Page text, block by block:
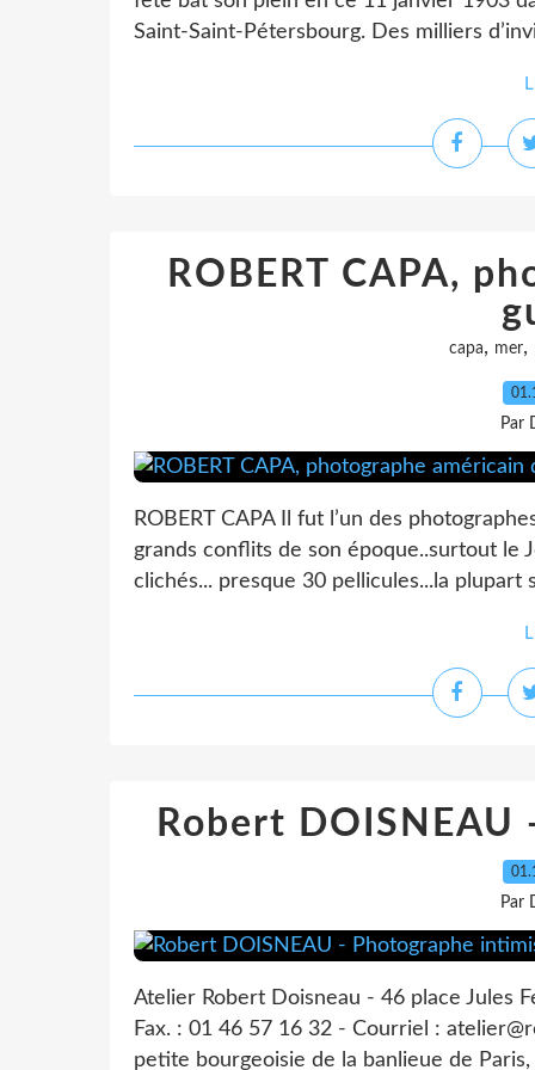
Saint-Saint-Pétersbourg. Des milliers
ROBERT CAPA,
capa, mer,
Par
ROBERT CAPA Il fut l’un des
grands conflits de son époque..surtout le
clichés... presque 30 pellicules...la plupart
Robert
Par
Atelier Robert Doisneau - 46 place Jules
Fax. : 01 46 57 16 32 - Courriel :
petite bourgeoisie de la banlieue de